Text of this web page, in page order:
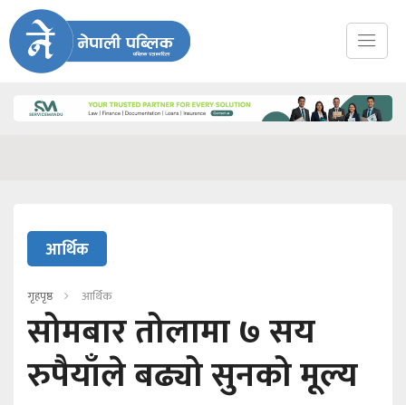
आर्थिक
गृहपृष्ठ आर्थिक
सोमबार तोलामा ७ सय
रुपैयाँले बढ्यो सुनको मूल्य